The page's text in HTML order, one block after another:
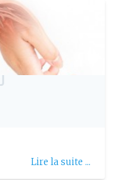
Lire la suite ...